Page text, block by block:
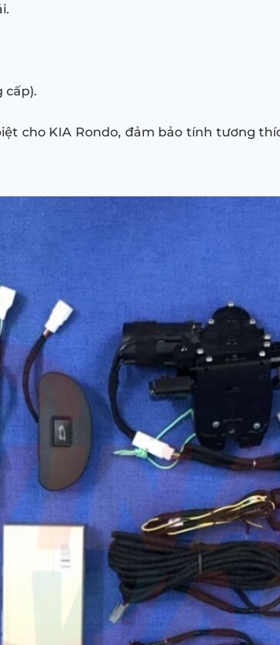
cấp).
cho KIA Rondo, đảm bảo tính tương